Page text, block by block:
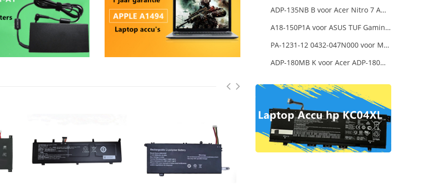
ADP-135NB B voor Acer Nitro 7 AN715-51-73AJ A715-74G-52B0 Notebook
A18-150P1A voor ASUS TUF Gaming FX505DT-EB73
PA-1231-12 0432-047N000 voor MSI 1762 GT70 16F3 16F4
ADP-180MB K voor Acer ADP-180MB K Laptop Charger